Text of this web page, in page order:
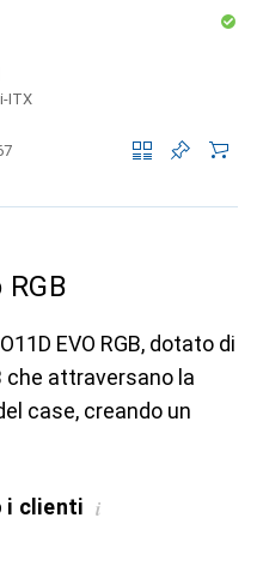
ITX
RGB
EVO RGB, dotato di
che attraversano la
case, creando un
i clienti i